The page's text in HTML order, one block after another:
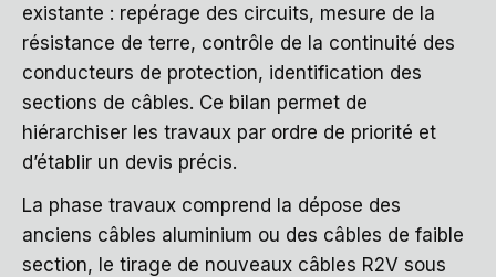
existante : repérage des circuits, mesure de la
résistance de terre, contrôle de la continuité des
conducteurs de protection, identification des
sections de câbles. Ce bilan permet de
hiérarchiser les travaux par ordre de priorité et
d’établir un devis précis.
La phase travaux comprend la dépose des
anciens câbles aluminium ou des câbles de faible
section, le tirage de nouveaux câbles R2V sous